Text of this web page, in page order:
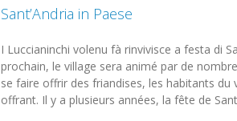
Sant’Andria in Paese
I Luccianinchi volenu fà rinvivisce a festa di
prochain, le village sera animé par de
se faire offrir des friandises, les habitants
offrant. Il y a plusieurs années, la fête de